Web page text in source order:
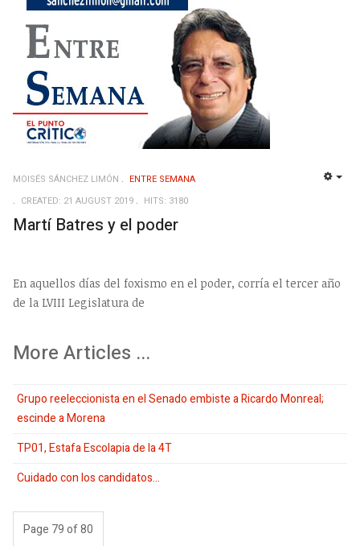
MOISÉS SÁNCHEZ LIMÓN
ENTRE SEMANA
CREATED: 21 AUGUST 2019
HITS: 3180
Martí Batres y el poder
En aquellos días del foxismo en el poder, corría el tercer año
de la LVIII Legislatura de
More Articles ...
Grupo reeleccionista en el Senado embiste a Ricardo Monreal;
escinde a Morena
TP01, Estafa Escolapia de la 4T
Cuidado con los candidatos…
Page 79 of 80